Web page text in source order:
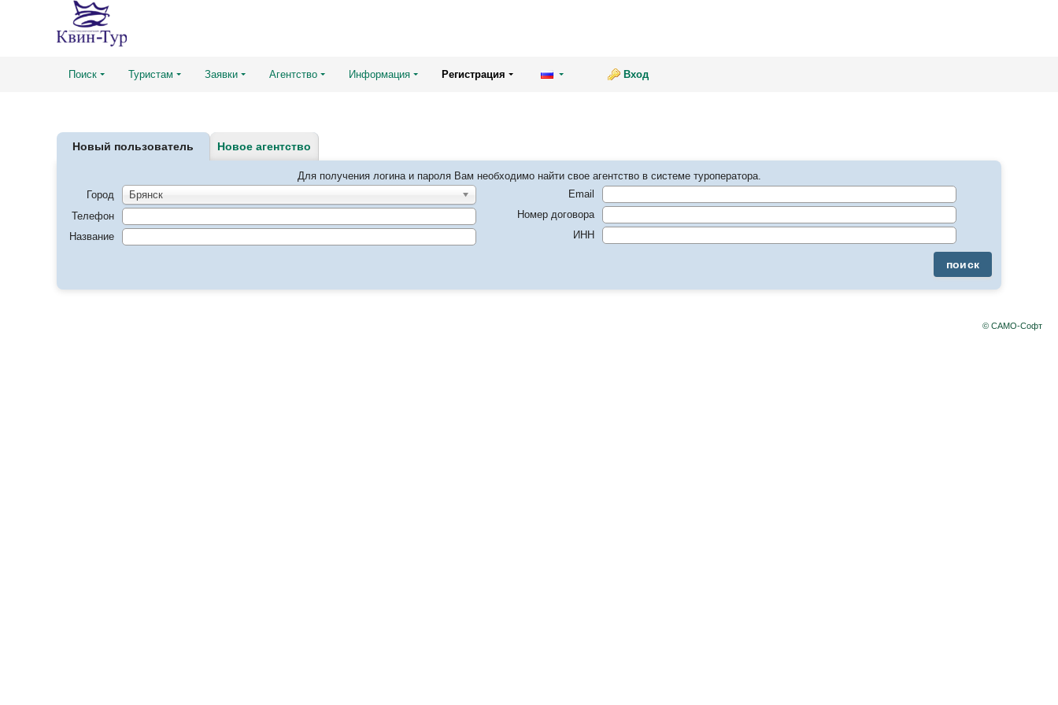
Поиск Туристам Заявки Агентство Информация Регистрация Вход
Новый пользователь Новое агентство
Для получения логина и пароля Вам необходимо найти свое агентство в системе туроператора.
Город
Брянск
Телефон
Название
Email
Номер договора
ИНН
поиск
© САМО-Софт